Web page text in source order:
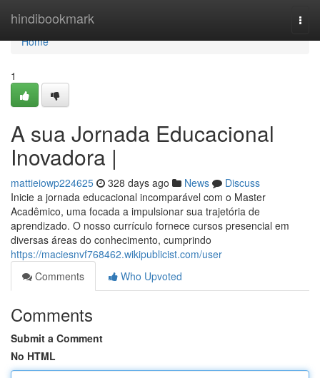
hindibookmark
Home
Home
1
A sua Jornada Educacional
Inovadora |
mattieiowp224625 328 days ago News
Discuss
Inicie a jornada educacional incomparável com o Master
Acadêmico, uma focada a impulsionar sua trajetória de
aprendizado. O nosso currículo fornece cursos presencial em
diversas áreas do conhecimento, cumprindo
https://maciesnvf768462.wikipublicist.com/user
Comments
Who Upvoted
Comments
Submit a Comment
No HTML